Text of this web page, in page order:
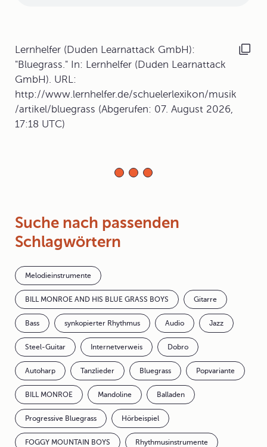
Lernhelfer (Duden Learnattack GmbH):
"Bluegrass." In: Lernhelfer (Duden Learnattack
GmbH). URL:
http://www.lernhelfer.de/schuelerlexikon/musik
/artikel/bluegrass (Abgerufen: 07. August 2026,
17:18 UTC)
Suche nach passenden
Schlagwörtern
Melodieinstrumente
BILL MONROE AND HIS BLUE GRASS BOYS Gitarre
Bass synkopierter Rhythmus Audio Jazz
Steel-Guitar Internetverweis Dobro
Autoharp Tanzlieder Bluegrass Popvariante
BILL MONROE Mandoline Balladen
Progressive Bluegrass Hörbeispiel
FOGGY MOUNTAIN BOYS Rhythmusinstrumente